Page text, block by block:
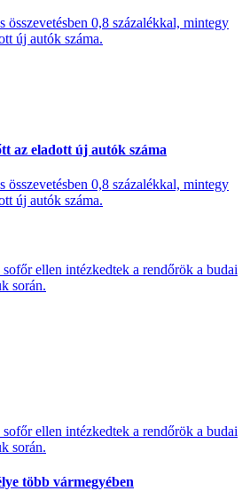
0,8 százalékkal, mintegy
új autók száma.
az eladott új autók száma
0,8 százalékkal, mintegy
új autók száma.
ellen intézkedtek a rendőrök a budai
során.
ellen intézkedtek a rendőrök a budai
során.
több vármegyében